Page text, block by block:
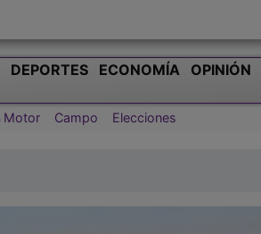
DEPORTES ECONOMÍA OPINIÓN
Motor Campo Elecciones